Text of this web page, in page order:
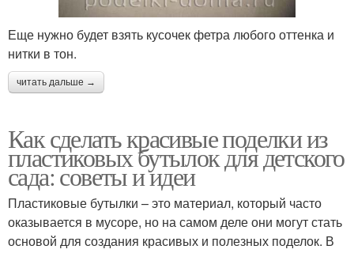
Еще нужно будет взять кусочек фетра любого оттенка и
нитки в тон.
читать дальше →
Как сделать красивые поделки из
пластиковых бутылок для детского
сада: советы и идеи
Пластиковые бутылки – это материал, который часто
оказывается в мусоре, но на самом деле они могут стать
основой для создания красивых и полезных поделок. В